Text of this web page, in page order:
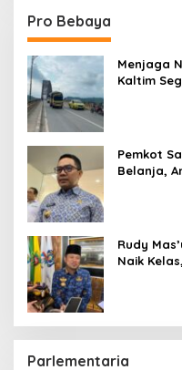
Pro Bebaya
Menjaga
Kaltim
Pemkot
Belanja,
Rudy
Naik
Parlementaria